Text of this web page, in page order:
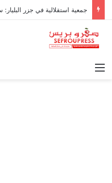
القائمة